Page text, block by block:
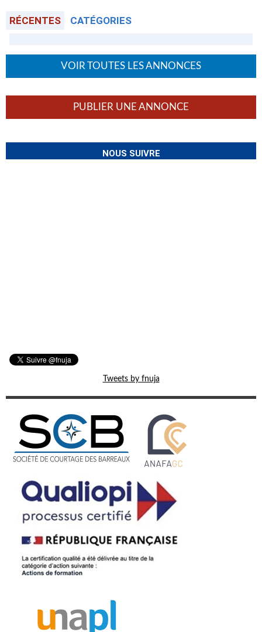
RÉCENTES CATÉGORIES
VOIR TOUTES LES ANNONCES
PUBLIER UNE ANNONCE
NOUS SUIVRE
Tweets by fnuja